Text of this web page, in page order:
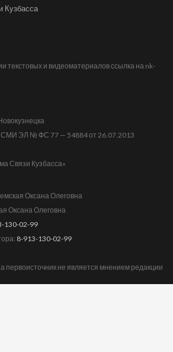
Кузбасса
текстовых и видеоматериалов ссылка на nk-
СМИ ЭЛ № ФС 77 — 54884 от 26.07.2013
Связи Кузбасса»
Оксана Олеговна
Оксана Олеговна
130-02-99
8-913-130-02-99
первоисточник не является мнением редакции